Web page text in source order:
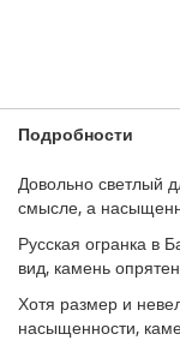
Подробности
Довольно светлый
смысле, а
Русская огранка в
вид, камень
Хотя размер и
насыщенности,